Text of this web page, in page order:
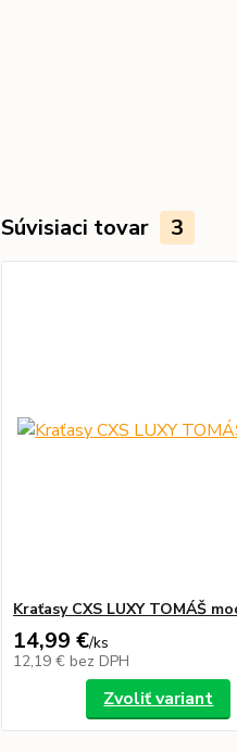
Súvisiaci tovar 3
Kraťasy CXS LUXY TOMÁŠ
14,99 €/ks
12,19 € bez DPH
Zvoliť variant